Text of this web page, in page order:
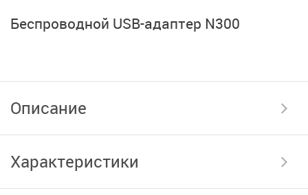
Беспроводной USB-адаптер N300
Описание
Характеристики